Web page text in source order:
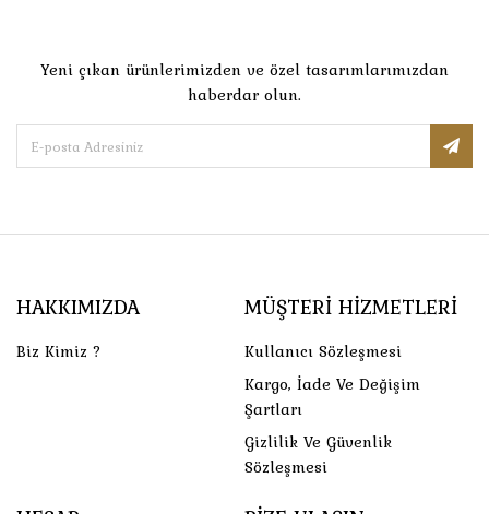
Yeni çıkan ürünlerimizden ve özel tasarımlarımızdan
haberdar olun.
HAKKIMIZDA
Biz Kimiz ?
MÜŞTERI HIZMETLERI
Kullanıcı Sözleşmesi
Kargo, İade Ve Değişim
Şartları
Gizlilik Ve Güvenlik
Sözleşmesi